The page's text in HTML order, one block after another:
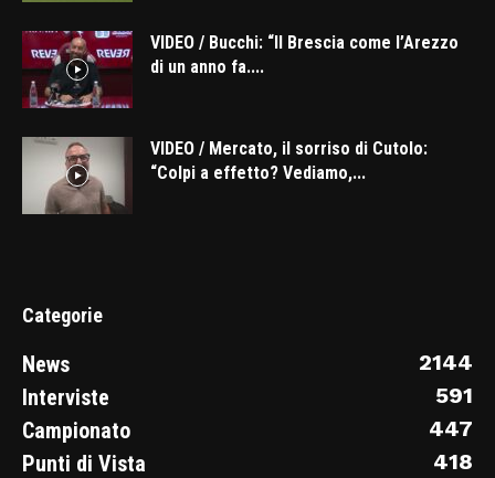
VIDEO / Bucchi: “Il Brescia come l’Arezzo
di un anno fa....
VIDEO / Mercato, il sorriso di Cutolo:
“Colpi a effetto? Vediamo,...
Categorie
News
2144
Interviste
591
Campionato
447
Punti di Vista
418